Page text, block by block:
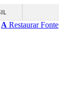
A Restaurar Fonte